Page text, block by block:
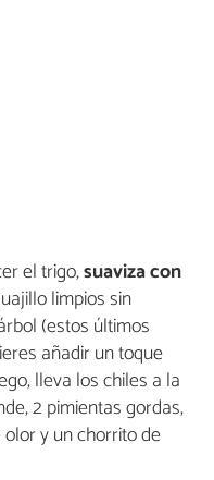
el trigo,suaviza con
limpios sin
(estos últimos
añadir un toque
lleva los chiles a la
2 pimientas gordas,
y un chorrito de